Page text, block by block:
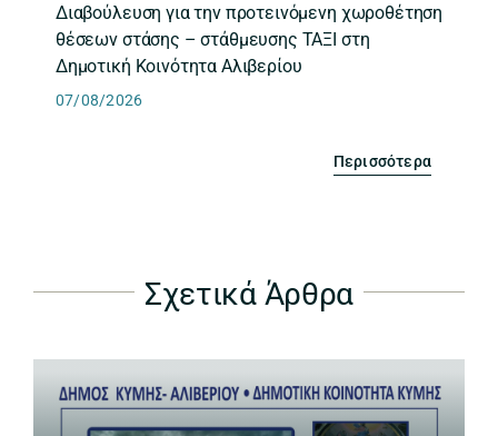
Διαβούλευση για την προτεινόμενη χωροθέτηση
θέσεων στάσης – στάθμευσης ΤΑΞΙ στη
Δημοτική Κοινότητα Αλιβερίου
07/08/2026
Περισσότερα
Σχετικά Άρθρα